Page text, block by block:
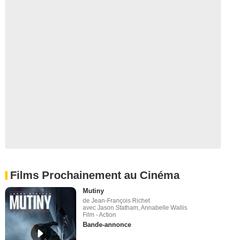
Films Prochainement au Cinéma
Mutiny
de Jean-François Richet
avec Jason Statham, Annabelle Wallis
Film - Action
Bande-annonce